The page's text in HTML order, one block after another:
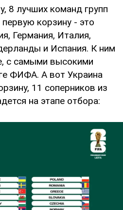
8 лучших команд групп
корзину - это
Германия, Италия,
и Испания. К ним
с самыми высокими
ФИФА. А вот Украина
11 соперников из
на этапе отбора: